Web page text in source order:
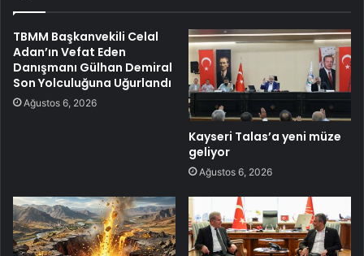
TBMM Başkanvekili Celal
Adan’ın Vefat Eden
Danışmanı Gülhan Demiral
Son Yolculuğuna Uğurlandı
Ağustos 6, 2026
Kayseri Talas’a yeni müze
geliyor
Ağustos 6, 2026